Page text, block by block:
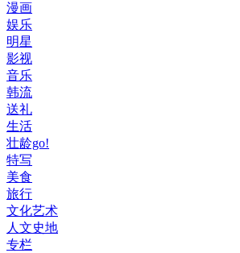
漫画
娱乐
明星
影视
音乐
韩流
送礼
生活
壮龄go!
特写
美食
旅行
文化艺术
人文史地
专栏